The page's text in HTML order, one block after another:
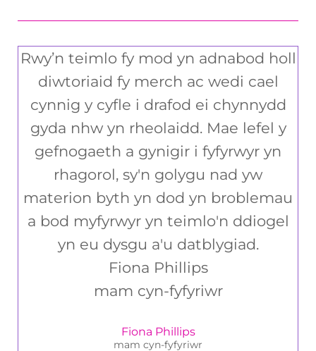
Rwy’n teimlo fy mod yn adnabod holl
diwtoriaid fy merch ac wedi cael
cynnig y cyfle i drafod ei chynnydd
gyda nhw yn rheolaidd. Mae lefel y
gefnogaeth a gynigir i fyfyrwyr yn
rhagorol, sy'n golygu nad yw
materion byth yn dod yn broblemau
a bod myfyrwyr yn teimlo'n ddiogel
yn eu dysgu a'u datblygiad.
Fiona Phillips
mam cyn-fyfyriwr
Fiona Phillips
mam cyn-fyfyriwr